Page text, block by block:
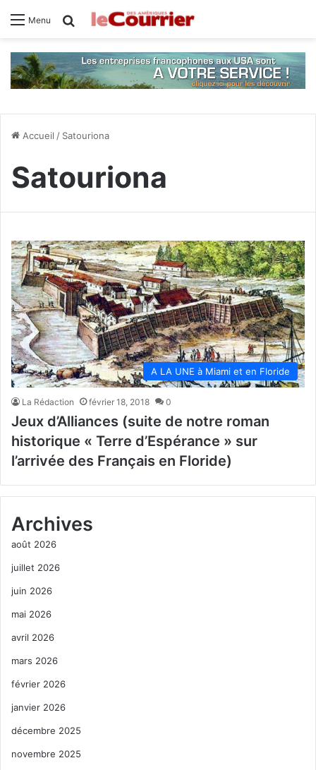
Menu Rechercher
Accueil / Satouriona
Satouriona
A LA UNE à Miami et en Floride
La Rédaction février 18, 2018 0
Jeux d’Alliances (suite de notre roman
historique « Terre d’Espérance » sur
l’arrivée des Français en Floride)
Archives
août 2026
juillet 2026
juin 2026
mai 2026
avril 2026
mars 2026
février 2026
janvier 2026
décembre 2025
novembre 2025